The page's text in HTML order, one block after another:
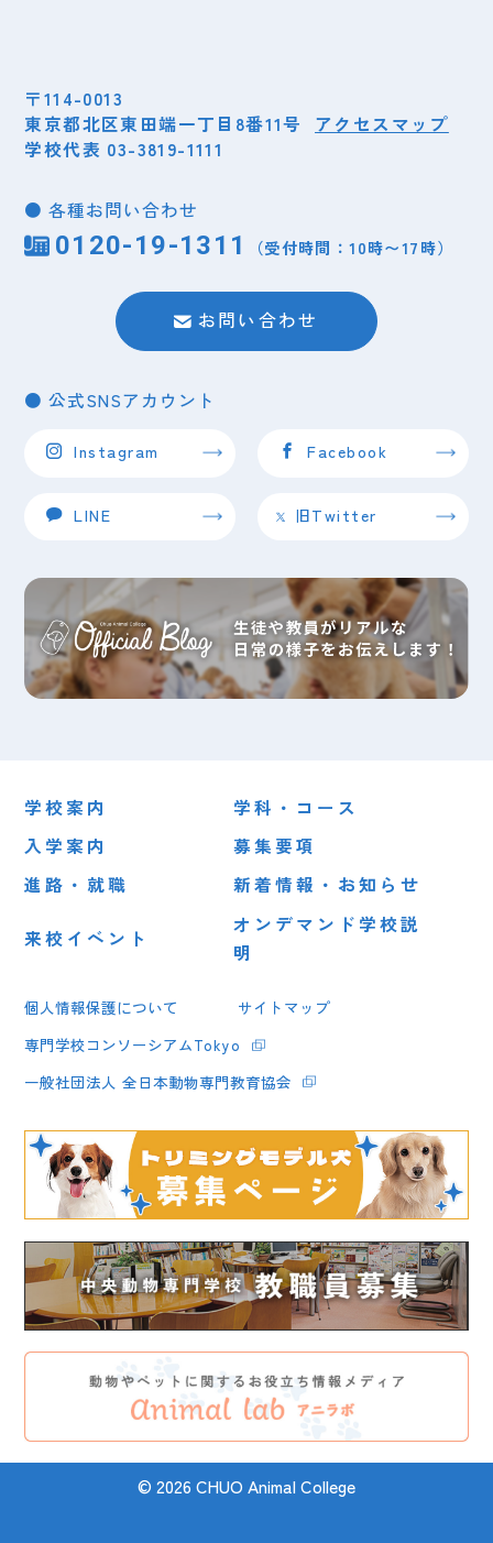
2022.08.06
（土）
【重要】９月４日までに愛玩動物看護師予備試験に係
る証明書「様式４」が必要な方へご案内
2024.08.30
（金）
2024.02.06
（火）
【在校生連絡】本日（２月６日）の授業について
2026.04.07
2026.08.01
（土）
2026.07.30
（木）
皆さんこんにちは！
〒114-0013
東京都北区東田端一丁目8番11号
アクセスマップ
学校代表 03-3819-1111
● 各種お問い合わせ
0120-19-1311 （受付時間：10時〜17時）
お問い合わせ
● 公式SNSアカウント
Instagram Facebook
LINE 旧Twitter
学校案内
学科・コース
入学案内
募集要項
進路・就職
新着情報・お知らせ
来校イベント
オンデマンド学校説
明
個人情報保護について
サイトマップ
専門学校コンソーシアムTokyo
一般社団法人 全日本動物専門教育協会
© 2026 CHUO Animal College